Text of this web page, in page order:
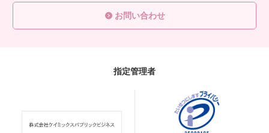
お問い合わせ
指定管理者